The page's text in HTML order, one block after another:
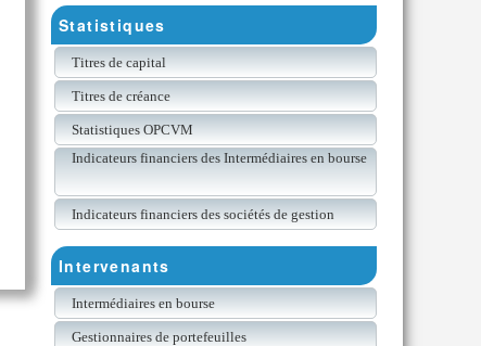
Statistiques
Titres de capital
Titres de créance
Statistiques OPCVM
Indicateurs financiers des Intermédiaires en bourse
Indicateurs financiers des sociétés de gestion
Intervenants
Intermédiaires en bourse
Gestionnaires de portefeuilles